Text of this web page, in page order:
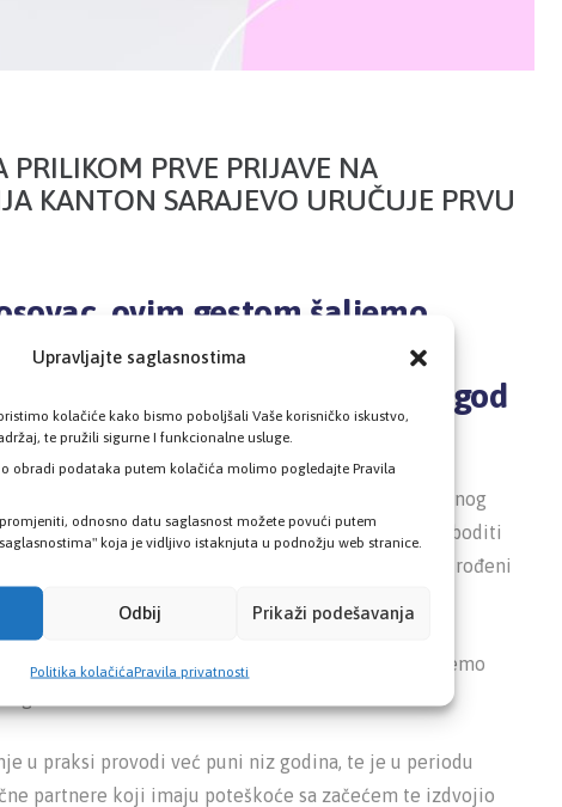
Upravljajte saglasnostima
kolačiće kako bismo poboljšali Vaše korisničko iskustvo,
te pružili sigurne I funkcionalne usluge.
obradi podataka putem kolačića molimo pogledajte Pravila
odnosno datu saglasnost možete povući putem
koja je vidljivo istaknjuta u podnožju web stranice.
Odbij Prikaži podešavanja
Politika kolačićaPravila privatnosti
PRVE PRIJAVE NA
KANTON SARAJEVO URUČUJE PRVU
ovim gestom šaljemo
te potvrđujemo
pristupa pravima na koji god
– našim najmlađim članovima, Zavod zdravstvenog
elektronskih zdravstvenih kartica, kojom će se osloboditi
osiguranje u Kantonu Sarajevo, naši tek rođeni
našim najmlađim osiguranicima te potvrđujemo
u praksi provodi već puni niz godina, te je u periodu
partnere koji imaju poteškoće sa začećem te izdvojio